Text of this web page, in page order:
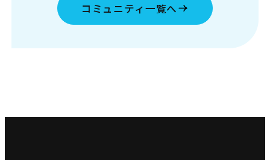
コミュニティ一覧へ